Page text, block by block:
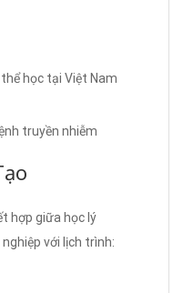
học tại Việt Nam
truyền nhiễm
hợp giữa học lý
với lịch trình: